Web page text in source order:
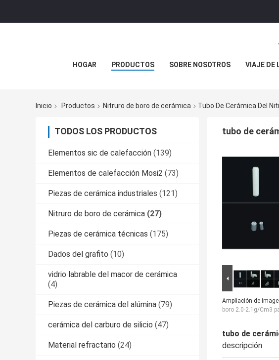
HOGAR PRODUCTOS SOBRE NOSOTROS VIAJE DE
Inicio Productos Nitruro de boro de cerámica Tubo De Cerámica Del
TODOS LOS PRODUCTOS
Elementos sic de calefacción (139)
Elementos de calefacción Mosi2 (73)
Piezas de cerámica industriales (121)
Nitruro de boro de cerámica (27)
Piezas de cerámica técnicas (175)
Dados del grafito (10)
vidrio labrable del macor de cerámica
(4)
Piezas de cerámica del alúmina (79)
cerámica del carburo de silicio (47)
Material refractario (24)
tubo de
Ampliación de
boro 2.0-2.1g/Cm3
tubo de
descripción